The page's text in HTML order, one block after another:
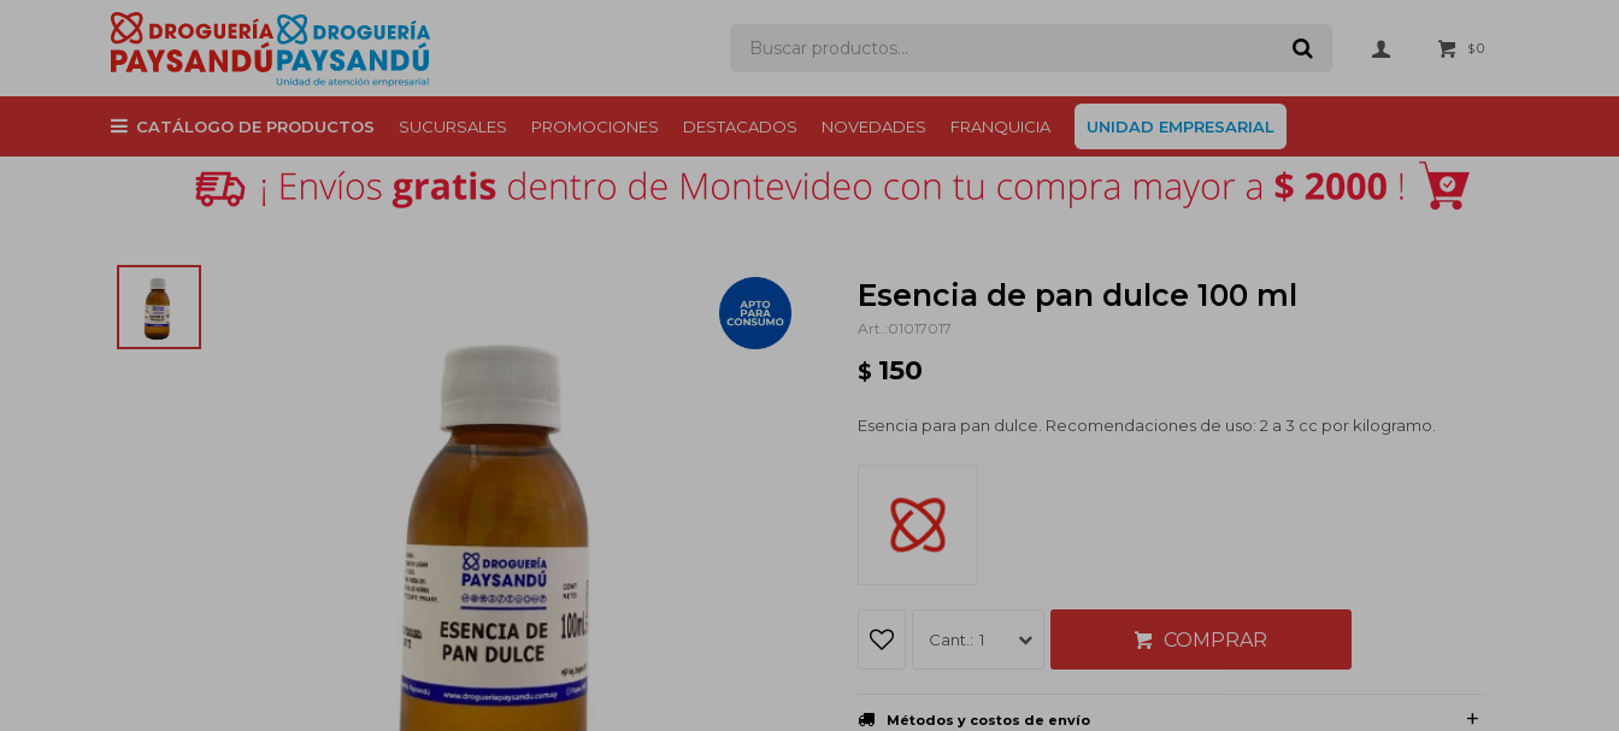
CATÁLOGO DE PRODUCTOS SUCURSALES PROMOCIONES DESTACADOS NOVEDADES FRANQUICIA UNIDAD EMPRESARIAL
$0
Esencia de pan dulce 100 ml
01017017
$ 150
Esencia para pan dulce. Recomendaciones de uso: 2 a 3 cc por kilogramo.
1 COMPRAR
Métodos y costos de envío